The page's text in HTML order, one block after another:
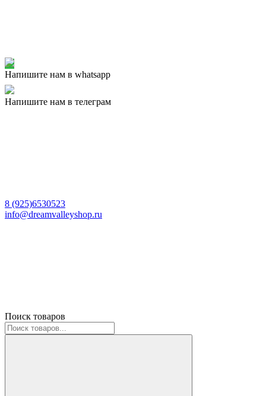
Напишите нам в whatsapp
Напишите нам в телеграм
8 (925)6530523
info@dreamvalleyshop.ru
Поиск товаров